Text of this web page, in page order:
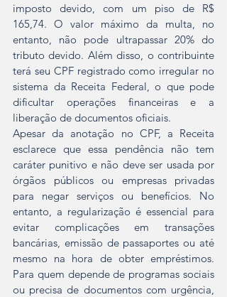
imposto devido, com um piso de R$
165,74. O valor máximo da multa, no
entanto, não pode ultrapassar 20% do
tributo devido. Além disso, o contribuinte
terá seu CPF registrado como irregular no
sistema da Receita Federal, o que pode
dificultar operações financeiras e a
liberação de documentos oficiais.
Apesar da anotação no CPF, a Receita
esclarece que essa pendência não tem
caráter punitivo e não deve ser usada por
órgãos públicos ou empresas privadas
para negar serviços ou benefícios. No
entanto, a regularização é essencial para
evitar complicações em transações
bancárias, emissão de passaportes ou até
mesmo na hora de obter empréstimos.
Para quem depende de programas sociais
ou precisa de documentos com urgência,